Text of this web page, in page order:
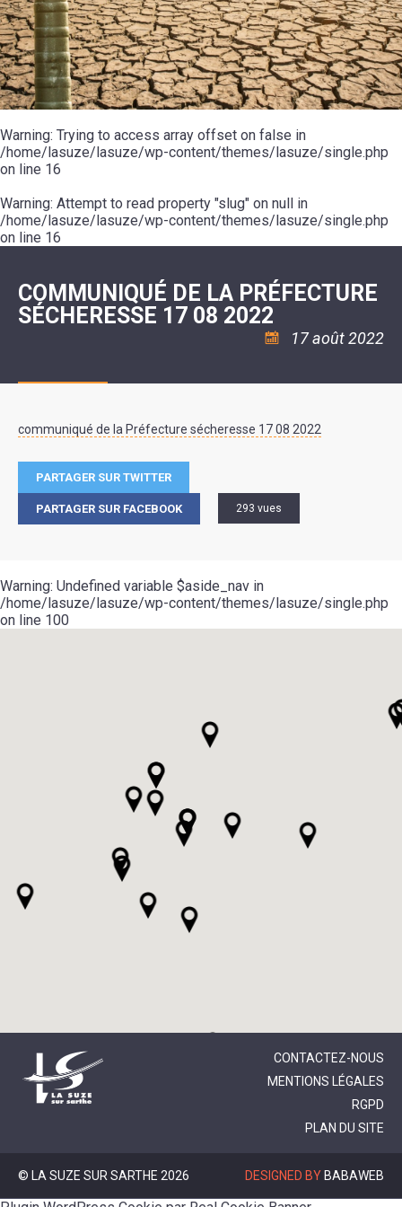
20ÈME
SIÈCLE
RÉUNIONS
DU
CONSEIL
MUNICIPAL
ARRÊTÉS
ET
DÉCISIONS
DU
MAIRE
MOT
DE
LA
MINORITÉ
LES
ÉCOLES
/
LE
COLLÈGE
ESPACE
JEUNES
11
18
:
ASSOCIATION
COULÉE
DOUCE
ENVIRONNEMENT
L'EAU
ET
L'ASSAINISSEMENT
LA
RÉSIDENCE
AUTONOMIE
LE
CCAS
LA
POLICE
SÉCURITÉ
/
RISQUES
MAJEURS
DE
MUSIQUE
L'ÉCOLE
COMMUNAUTAIRE
DE
DANSE
LA
PISCINE
ASSOCIATIONS
VOIE
VERTE
VISITES
ET
DÉCOUVERTES
LES
RANDONNÉES
LE
POUR
CAMPING-
CARS
TENTES
CARAVANES
LA
HALTE
FLUVIALE
LA
SUZE
Warning: Trying to access array offset on false in
/home/lasuze/lasuze/wp-content/themes/lasuze/single.php
on line 16
Warning: Attempt to read property "slug" on null in
/home/lasuze/lasuze/wp-content/themes/lasuze/single.php
on line 16
COMMUNIQUÉ DE LA PRÉFECTURE
SÉCHERESSE 17 08 2022
17 août 2022
communiqué de la Préfecture sécheresse 17 08 2022
PARTAGER SUR TWITTER
PARTAGER SUR FACEBOOK 293 vues
Warning: Undefined variable $aside_nav in
/home/lasuze/lasuze/wp-content/themes/lasuze/single.php
on line 100
CONTACTEZ-NOUS
MENTIONS LÉGALES
RGPD
PLAN DU SITE
© LA SUZE SUR SARTHE 2026 DESIGNED BY BABAWEB